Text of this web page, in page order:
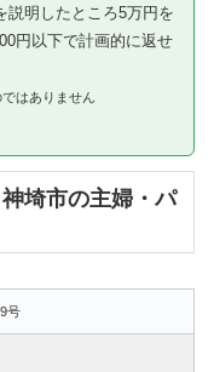
説明したところ5万円を
円以下で計画的に返せ
はありません
埼市の主婦・パ
号